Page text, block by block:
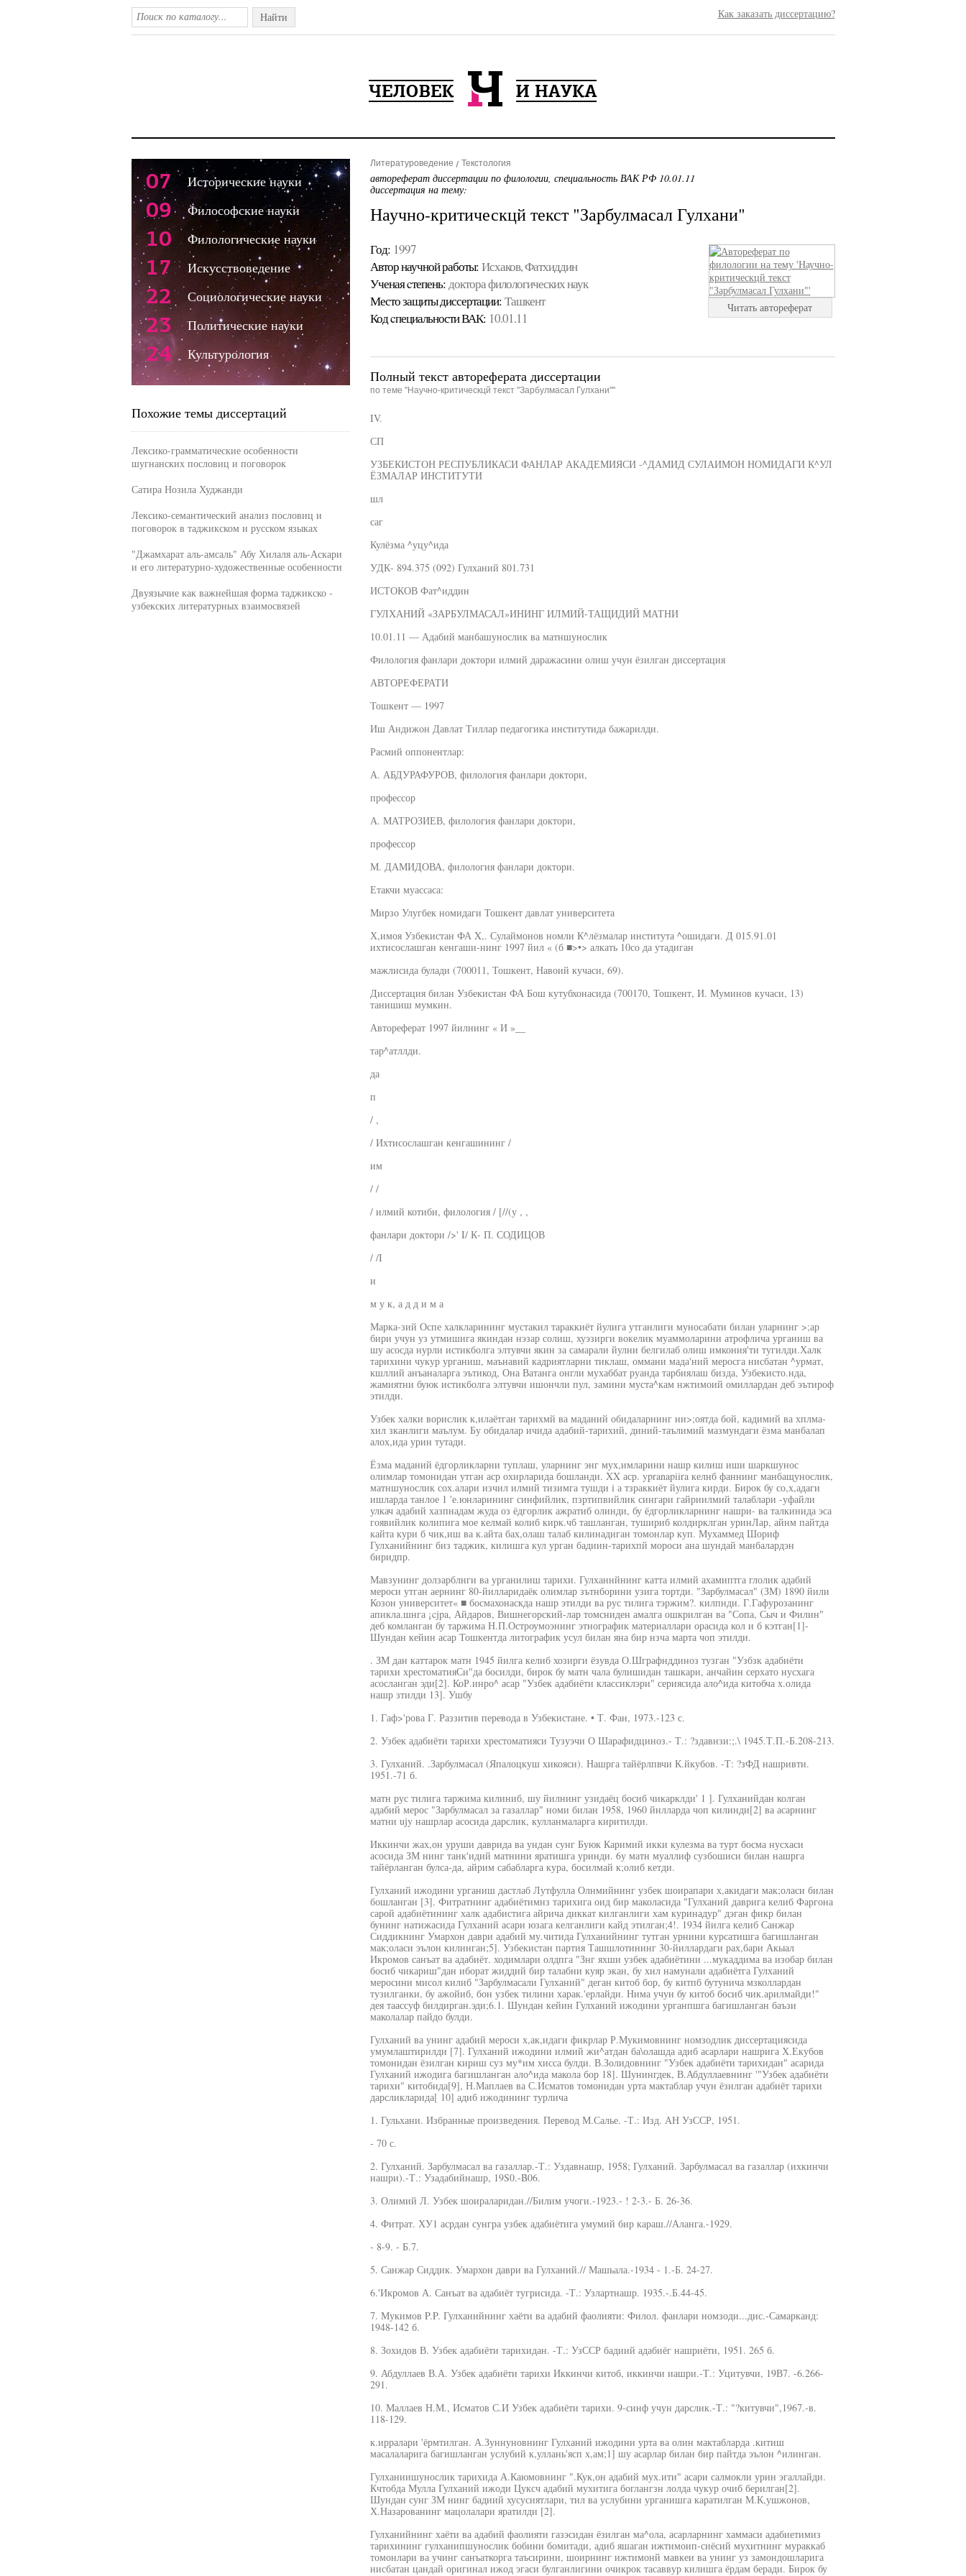
Найти Как заказать диссертацию?
Литературоведение Текстология
автореферат диссертации по филологии, специальность ВАК РФ 10.01.11
диссертация на тему:
Научно-критическцй текст "Зарбулмасал Гулхани"
Год: 1997
Автор научной работы: Исхаков, Фатхиддин
Ученая cтепень: доктора филологических наук
Место защиты диссертации: Ташкент
Код cпециальности ВАК: 10.01.11
Читать автореферат
Полный текст автореферата диссертации
по теме "Научно-критическцй текст "Зарбулмасал Гулхани""
IV.
СП
УЗБЕКИСТОН РЕСПУБЛИКАСИ ФАНЛАР АКАДЕМИЯСИ -^ДАМИД СУЛАИМОН НОМИДАГИ К^УЛ
ЁЗМАЛАР ИНСТИТУТИ
шл
саг
Кулёзма ^уцу^ида
УДК- 894.375 (092) Гулханий 801.731
ИСТОКОВ Фат^иддин
ГУЛХАНИЙ «ЗАРБУЛМАСАЛ»ИНИНГ ИЛМИЙ-ТАЩИДИЙ МАТНИ
10.01.11 — Адабий манбашунослик ва матншунослик
Филология фанлари доктори илмий даражасини олиш учун ёзилган диссертация
АВТОРЕФЕРАТИ
Тошкент — 1997
Иш Андижон Давлат Тиллар педагогика институтида бажарилди.
Расмий оппонентлар:
А. АБДУРАФУРОВ, филология фанлари доктори,
профессор
А. МАТРОЗИЕВ, филология фанлари доктори,
профессор
М. ДАМИДОВА, филология фанлари доктори.
Етакчи муассаса:
Мирзо Улугбек номидаги Тошкент давлат университета
Х,имоя Узбекистан ФА X,. Сулаймонов номли К^лёзмалар института ^ошидаги. Д 015.91.01
ихтисослашган кенгаши-нинг 1997 йил « (б ■>•> алкать 10со да утадиган
мажлисида булади (700011, Тошкент, Навоий кучаси, 69).
Диссертация билан Узбекистан ФА Бош кутубхонасида (700170, Тошкент, И. Муминов кучаси, 13)
танишиш мумкин.
Автореферат 1997 йилнинг « И »__
тар^атллди.
да
п
/ ,
/ Ихтисослашган кенгашининг /
им
/ /
/ илмий котиби, филология / [//(у , ,
фанлари доктори />' I/ К- П. СОДИЦОВ
/ /I
и
м у к, а д д и м а
Марка-зий Оспе халкларининг мустакил тараккиёт йулига утганлиги муносабати билан уларнинг >;ар
бири учун уз утмишига якиндан нэзар солиш, хуэзирги вокелик муаммоларини атрофлича урганиш ва
шу асосда нурли истикболга элтувчи якин за самарали йулни белгилаб олиш имкония'ти тугилди.Халк
тарихини чукур урганиш, маънавий кадриятларни тиклаш, оммани мада'ний меросга нисбатан ^урмат,
кшллий анъаналарга эътикод, Она Ватанга онгли мухаббат руанда тарбиялаш бизда, Узбекисто.нда,
жамиятни буюк истикболга элтувчи ишончли пул, замини муста^кам нжтимоий омиллардан деб эътироф
этилди.
Узбек халки ворислик к,илаётган тарихмй ва маданий обидаларнинг ни>;оятда бой, кадимий ва хплма-
хил зканлиги маълум. Бу обидалар ичида адабий-тарихий, диний-таълимий мазмундаги ёзма манбалап
алох,ида урин тутади.
Ёзма маданий ёдгорликларни туплаш, уларнинг энг мух,имларини нашр килиш иши шаркшунос
олимлар томонидан утган аср охирларида бошланди. XX аср. ypranapiira келнб фаннинг манбащунослик,
матншунослик сох.алари изчил илмий тизимга тушди i а тзраккиёт йулига кирди. Бирок бу со,х,адаги
ишларда танлое 1 'е.юнларининг синфийлик, пзртипвийлик сингари гайриилмий талаблари -уфайли
улкач адабий хазпнадам жуда оз ёдгорлик ажратиб олинди, бу ёдгорликларнинг нашри- ва талкинида эса
гоявийлик колипига мое келмай колиб кирк.чб ташланган, тушириб колдирклган уринЛар, айнм пайтда
кайта кури б чик,иш ва к.айта бах,олаш талаб килинадиган томонлар куп. Мухаммед Шориф
Гулханийнинг биз таджик, килишга кул урган бадиин-тарихпй мороси ана шундай манбалардэн
биридпр.
Мавзунинг долзарблнги ва урганилиш тарихи. Гулханнйнинг катта илмий ахамиптга глолик адабий
мероси утган аернинг 80-йилларидаёк олимлар зътнборини узига тортди. "Зарбулмасал" (ЗМ) 1890 йили
Козон университет« ■ босмахонаскда нашр этилди ва рус тилига тэржим?. килпнди. Г.Гафурозанинг
апикла.шнга ¡cjpa, Айдаров, Вишнегорский-лар томсниден амалга ошкрилган ва "Сопа, Сыч и Филин"
деб комланган бу таржима Н.П.Остроумоэнинг этнографик материаллари орасида кол и б кэтган[1]-
Шундан кейин асар Тошкентда литографик усул билан яна бир нзча марта чоп этилди.
. ЗМ дан каттарок матн 1945 йилга келиб хозирги ёзувда О.Шграфнддиноз тузган "Узбзк адабиёти
тарихи хрестоматияСи"да босилди, бирок бу матн чала булишидан ташкари, анчайин серхато нусхага
асосланган эди[2]. КоР.инро^ асар "Узбек адабиёти классиклэри" сериясида ало^ида китобча х.олида
нашр зтилди 13]. Ушбу
1. Гаф>'рова Г. Раззитив перевода в Узбекистане. • Т. Фан, 1973.-123 с.
2. Узбек адабиёти тарихи хрестоматияси Тузуэчи О Шарафидциноз.- Т.: ?здавнзи:;.\ 1945.Т.П.-Б.208-213.
3. Гулханий. .Зарбулмасал (Япалоцкуш хикояси). Нашрга тайёрлпвчи К.йкубов. -Т: ?зФД нашривти.
1951.-71 б.
матн рус тилига таржима килиниб, шу йилнинг узидаёц босиб чикарклди' 1 ]. Гулханийдан колган
адабий мерос "Зарбулмасал за газаллар" номи билан 1958, 1960 йнлларда чоп килинди[2] ва асарнинг
матни ujy нашрлар асосида дарслик, кулланмаларга киритилди.
Иккинчи жах,он уруши даврида ва ундан сунг Буюк Каримий икки кулезма ва турт босма нусхаси
асосида ЗМ нинг танк'идий матнини яратишга уринди. 6у матн муаллиф сузбошиси билан нашрга
тайёрланган булса-да, айрим сабабларга кура, босилмай к;олиб кетди.
Гулханий ижодини урганиш дастлаб Лутфулла Олнмийнинг узбек шоирапари х,акидаги мак;оласи билан
бошланган [3]. Фитратнинг адабиётимнз тарихига оид бир маколасида "Гулханий даврига келиб Фаргона
сарой адабиётининг халк адабистига айрича диккат килганлиги хам куринадур" дэган фикр билан
бунинг натижасида Гулханий асари юзага келганлиги кайд этилган;4!. 1934 йилга келиб Санжар
Сиддикнинг Умархон даври адабий му.читида Гулханийнинг тутган урнини курсатишга багишланган
мак;оласи эълон килинган;5]. Узбекистан партия Ташшлотининг 30-йиллардаги рах,бари Акыал
Икромов санъат ва адабиёт. ходимлари олдпга "Знг яхши узбек адабиётини ...мукаддима ва изобар билан
босиб чикариш"дан иборат жиддий бир талабни куяр экан, бу хил намунали адабиётга Гулханий
меросини мисол килиб "Зарбулмасали Гулханий" деган китоб бор, бу китпб бутунича мзколлардан
тузилганки, бу ажойиб, бон узбек тилини харак.'ерлайди. Нима учун бу китоб босиб чик.арилмайди!"
дея таассуф билдирган.эди;6.1. Шундан кейин Гулханий ижодини урганпшга багишланган баъзи
маколалар пайдо булди.
Гулханий ва унинг адабий мероси х,ак,идаги фикрлар Р.Мукимовнинг номзодлик диссертациясида
умумлаштирилди [7]. Гулханий ижодини илмий жи^атдан ба\олашда адиб асарлари нашрига Х.Екубов
томонидан ёзилган кириш суз му*им хисса булди. В.Золидовнинг "Узбек адабиёти тарихидан" асарида
Гулханий ижодига багишланган ало^ида макола бор 18]. Шунингдек, В.Абдуллаевнинг '"Узбек адабиёти
тарихи" китобида[9], Н.Маплаев ва С.Исматов томонидан урта мактаблар учун ёзилган адабиёт тарихи
дарсликларида[ 10] адиб ижодининг турлича
1. Гульхани. Избранные произведения. Перевод М.Салье. -Т.: Изд. АН УзССР, 1951.
- 70 с.
2. Гулханий. Зарбулмасал ва газаллар.-Т.: Уздавнашр, 1958; Гулханий. Зарбулмасал ва газаллар (ихкинчи
нашри).-Т.: Узадабийнашр, 19S0.-B06.
3. Олимий Л. Узбек шоираларидан.//Билим учоги.-1923.- ! 2-3.- Б. 26-36.
4. Фитрат. ХУ1 асрдан сунгра узбек адабиётига умумий бир караш.//Аланга.-1929.
- 8-9. - Б.7.
5. Санжар Сиддик. Умархон даври ва Гулханий.// Машьала.-1934 - 1.-Б. 24-27.
6.'Икромов А. Санъат ва адабиёт тугрисида. -Т.: Узлартнашр. 1935.-.Б.44-45.
7. Мукимов P.P. Гулханийнинг хаёти ва адабий фаолияти: Филол. фанлари номзоди...дис.-Самарканд:
1948-142 б.
8. Зохидов В. Узбек адабиёти тарихидан. -Т.: УзССР бадиий адабиёг нашриёти, 1951. 265 б.
9. Абдуллаев В.А. Узбек адабиёти тарихи Иккинчи китоб, иккинчи иашри.-Т.: Уцитувчи, 19В7. -6.266-
291.
10. Маллаев Н.М., Исматов С.И Узбек адабиёти тарихи. 9-синф учун дарслик.-Т.: "?китувчи",1967.-в.
118-129.
к.ирралари 'ёрмтилган. А.Зуннуновнинг Гулханий ижодини урта ва олин мактабларда .китиш
масалаларига багишланган услубий к,уллань'ясп х,ам;1] шу асарлар билан бир пайтда эълон ^илинган.
Гулханиишунослик тарихида А.Каюмовнинг ".Кук,он адабий мух.ити" асари салмокли урин эгаллайди.
Кчтобда Мулла Гулханий ижоди Цуксч адабий мухитига боглангзн лолда чукур очиб берилган[2].
Шундан сунг ЗМ нинг бадиий хусусиятлари, тил ва услубини урганишга каратилган М.К,ушжонов,
Х.Назарованинг мацолалари яратилди [2].
Гулханийнинг хаёти ва адабий фаолияти газэсидан ёзилган ма^ола, асарларнинг хаммаси адабиетимиз
тарихининг гулханипшунослик бобини бомитади, адиб яшаган ижтимоип-сиёсий мухитнинг мураккаб
томонлари ва учинг санъаткорга таъсирини, шоирнинг ижтимонй мавкеи ва унинг уз замондошларига
нисбатан цандай оригинал ижод эгаси булганлигини очикрок тасаввур килишга ёрдам беради. Бирок бу
07 Исторические науки
09 Философские науки
10 Филологические науки
17 Искусствоведение
22 Социологические науки
23 Политические науки
24 Культурология
Похожие темы диссертаций
Лексико-грамматические особенности
шугнанских пословиц и поговорок
Сатира Нозила Худжанди
Лексико-семантический анализ пословиц и
поговорок в таджикском и русском языках
"Джамхарат аль-амсаль" Абу Хилаля аль-Аскари
и его литературно-художественные особенности
Двуязычие как важнейшая форма таджикско -
узбекских литературных взаимосвязей